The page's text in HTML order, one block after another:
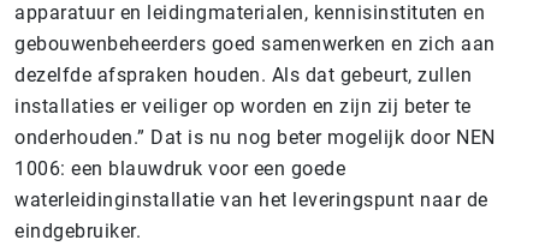
apparatuur en leidingmaterialen, kennisinstituten en
gebouwenbeheerders goed samenwerken en zich aan
dezelfde afspraken houden. Als dat gebeurt, zullen
installaties er veiliger op worden en zijn zij beter te
onderhouden.” Dat is nu nog beter mogelijk door NEN
1006: een blauwdruk voor een goede
waterleidinginstallatie van het leveringspunt naar de
eindgebruiker.